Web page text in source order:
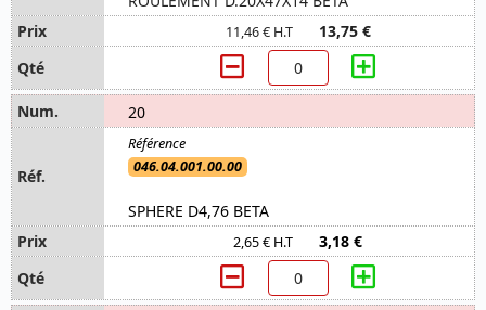
11,46 € H.T 13,75 €
20
046.04.001.00.00
SPHERE D4,76 BETA
2,65 € H.T 3,18 €